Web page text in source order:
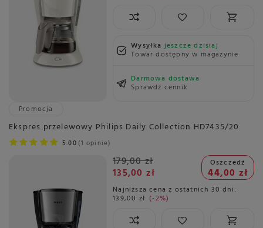
Wysyłkajeszcze dzisiaj
Towar dostępny w magazynie
Darmowa dostawa
Sprawdź cennik
Promocja
Ekspres przelewowy Philips Daily Collection HD7435/20
5.00 1 opinie
179,00 zł
135,00 zł
Oszczedź
44,00 zł
Najniższa cena z ostatnich 30 dni:
139,00 zł -2%